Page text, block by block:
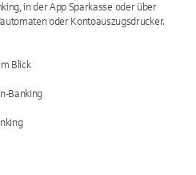
in der App Sparkasse oder über
oder Kontoauszugsdrucker.
Blick
Banking